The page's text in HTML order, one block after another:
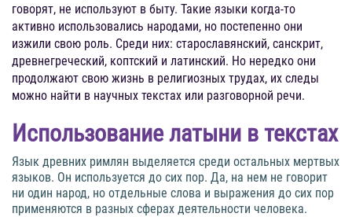
говорят, не используют в быту. Такие языки когда-то
активно использовались народами, но постепенно они
изжили свою роль. Среди них: старославянский, санскрит,
древнегреческий, коптский и латинский. Но нередко они
продолжают свою жизнь в религиозных трудах, их следы
можно найти в научных текстах или разговорной речи.
Использование латыни в текстах
Язык древних римлян выделяется среди остальных мертвых
языков. Он используется до сих пор. Да, на нем не говорит
ни один народ, но отдельные слова и выражения до сих пор
применяются в разных сферах деятельности человека.